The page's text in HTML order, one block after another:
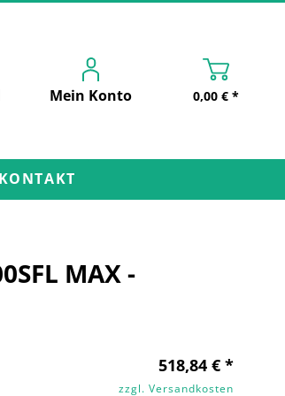
Mein Konto 0,00 € *
KONTAKT
MAX -
518,84 € *
zzgl. Versandkosten